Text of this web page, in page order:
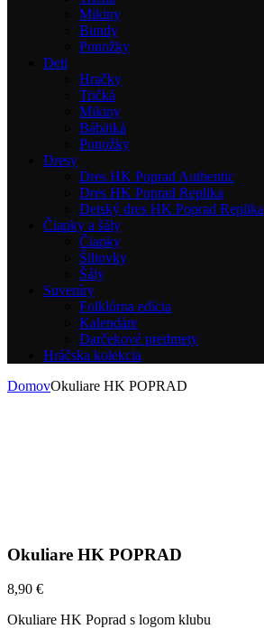
Mikiny
Bundy
Ponožky
Deti
Hračky
Tričká
Mikiny
Bábätká
Ponožky
Dresy
Dres HK Poprad Authentic
Dres HK Poprad Replika
Detský dres HK Poprad Replika
Čiapky a šály
Čiapky
Šiltovky
Šály
Suveníry
Folklórna edícia
Kalendáre
Darčekové predmety
Hráčska kolekcia
DomovOkuliare HK POPRAD
Okuliare HK POPRAD
8,90 €
Okuliare HK Poprad s logom klubu